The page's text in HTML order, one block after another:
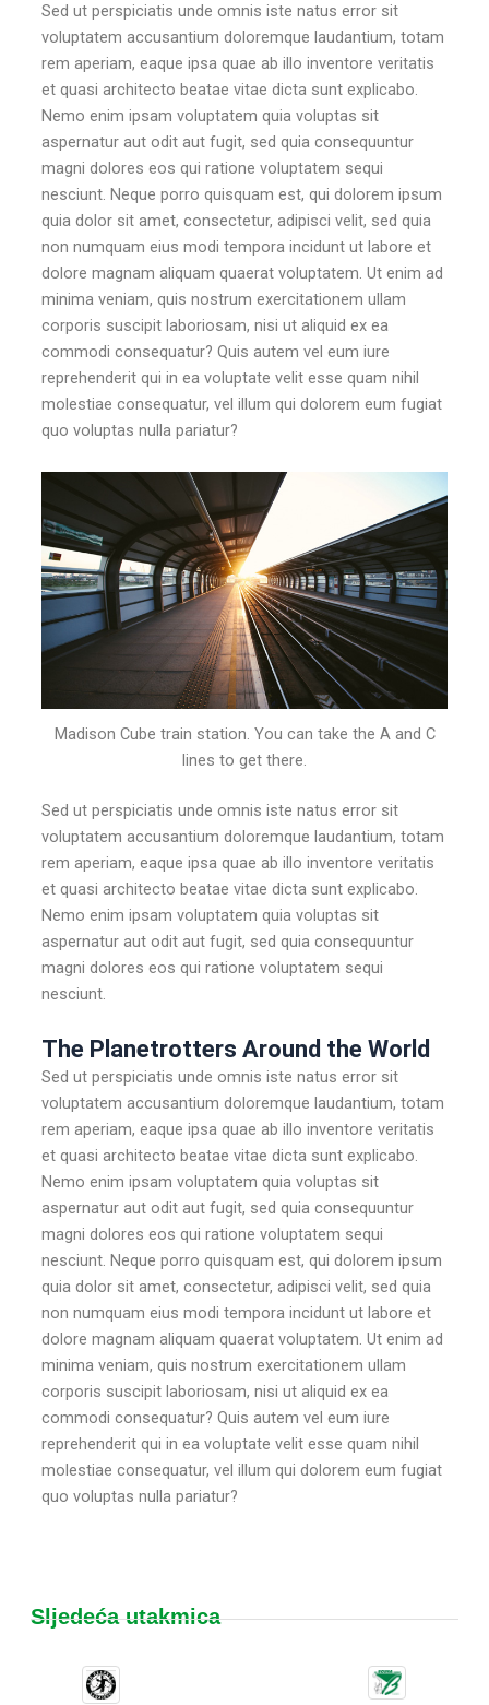
Sed ut perspiciatis unde omnis iste natus error sit
voluptatem accusantium doloremque laudantium, totam
rem aperiam, eaque ipsa quae ab illo inventore veritatis
et quasi architecto beatae vitae dicta sunt explicabo.
Nemo enim ipsam voluptatem quia voluptas sit
aspernatur aut odit aut fugit, sed quia consequuntur
magni dolores eos qui ratione voluptatem sequi
nesciunt. Neque porro quisquam est, qui dolorem ipsum
quia dolor sit amet, consectetur, adipisci velit, sed quia
non numquam eius modi tempora incidunt ut labore et
dolore magnam aliquam quaerat voluptatem. Ut enim ad
minima veniam, quis nostrum exercitationem ullam
corporis suscipit laboriosam, nisi ut aliquid ex ea
commodi consequatur? Quis autem vel eum iure
reprehenderit qui in ea voluptate velit esse quam nihil
molestiae consequatur, vel illum qui dolorem eum fugiat
quo voluptas nulla pariatur?
Madison Cube train station. You can take the A and C
lines to get there.
Sed ut perspiciatis unde omnis iste natus error sit
voluptatem accusantium doloremque laudantium, totam
rem aperiam, eaque ipsa quae ab illo inventore veritatis
et quasi architecto beatae vitae dicta sunt explicabo.
Nemo enim ipsam voluptatem quia voluptas sit
aspernatur aut odit aut fugit, sed quia consequuntur
magni dolores eos qui ratione voluptatem sequi
nesciunt.
The Planetrotters Around the World
Sed ut perspiciatis unde omnis iste natus error sit
voluptatem accusantium doloremque laudantium, totam
rem aperiam, eaque ipsa quae ab illo inventore veritatis
et quasi architecto beatae vitae dicta sunt explicabo.
Nemo enim ipsam voluptatem quia voluptas sit
aspernatur aut odit aut fugit, sed quia consequuntur
magni dolores eos qui ratione voluptatem sequi
nesciunt. Neque porro quisquam est, qui dolorem ipsum
quia dolor sit amet, consectetur, adipisci velit, sed quia
non numquam eius modi tempora incidunt ut labore et
dolore magnam aliquam quaerat voluptatem. Ut enim ad
minima veniam, quis nostrum exercitationem ullam
corporis suscipit laboriosam, nisi ut aliquid ex ea
commodi consequatur? Quis autem vel eum iure
reprehenderit qui in ea voluptate velit esse quam nihil
molestiae consequatur, vel illum qui dolorem eum fugiat
quo voluptas nulla pariatur?
Sljedeća utakmica